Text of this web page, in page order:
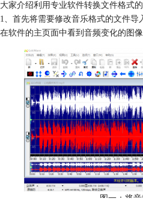
大家介绍利用专业软件转换文件格式的
1、首先将需要修改音乐格式的文件导
在软件的主页面中看到音频变化的图像
图一：将